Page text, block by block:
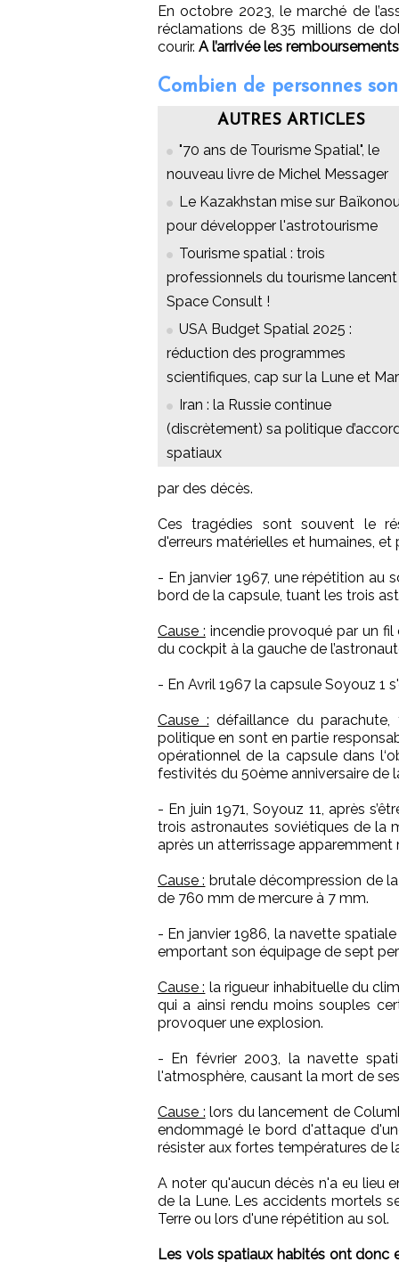
En octobre 2023, le marché de
réclamations de 835 millions de
courir. A l’arrivée les
Combien de personnes
AUTRES ARTICLES
"70 ans de Tourisme Spatial", le
nouveau livre de Michel Messager
Le Kazakhstan mise sur
pour développer l'astrotourisme
Tourisme spatial : trois
professionnels du tourisme lancent
Space Consult !
USA Budget Spatial 2025 :
réduction des programmes
scientifiques, cap sur la Lune et
Iran : la Russie continue
(discrètement) sa politique
spatiaux
par des décès.
Ces tragédies sont souvent le
d'erreurs matérielles et humaines,
- En janvier 1967, une répétition au
bord de la capsule, tuant les trois
Cause : incendie provoqué par un fil
du cockpit à la gauche de
- En Avril 1967 la capsule Soyouz 1
Cause : défaillance du
politique en sont en partie
opérationnel de la capsule dans
festivités du 50ème anniversaire de
- En juin 1971, Soyouz 11, après
trois astronautes soviétiques de la
après un atterrissage apparemment
Cause : brutale décompression de
de 760 mm de mercure à 7 mm.
- En janvier 1986, la navette
emportant son équipage de sept
Cause : la rigueur inhabituelle du
qui a ainsi rendu moins souples
provoquer une explosion.
- En février 2003, la navette
l'atmosphère, causant la mort de
Cause : lors du lancement de
endommagé le bord d'attaque
résister aux fortes températures de
A noter qu'aucun décès n'a eu lieu
de la Lune. Les accidents mortels
Terre ou lors d'une répétition au sol.
Les vols spatiaux habités ont donc